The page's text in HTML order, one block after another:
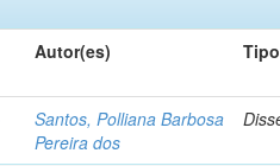
Autor(es) Tipo
Santos, Polliana Barbosa
Pereira dos